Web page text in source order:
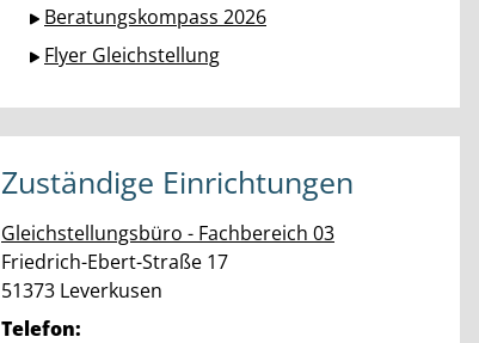
Beratungskompass 2026
Flyer Gleichstellung
Zuständige Einrichtungen
Gleichstellungsbüro - Fachbereich 03
Straße:
Friedrich-Ebert-Straße Hausnummer:
17
PLZ:
51373 Ort:
Leverkusen
Telefon: